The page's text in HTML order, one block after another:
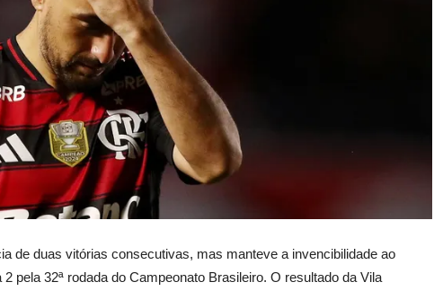
de duas vitórias consecutivas, mas manteve a invencibilidade ao
pela 32ª rodada do Campeonato Brasileiro. O resultado da Vila